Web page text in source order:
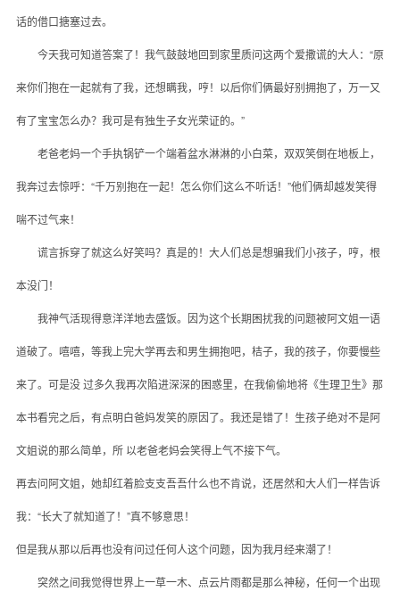
今夜判决初恋
我的日记我的青春期
那年，我买了一个随身听
我的惨痛经历
几月黄花落满地
穿牛仔裤的女儿
彼此伤害，彼此温暖
男孩子教我的事
青春期就是喜欢胡思乱想
共同成长的兄弟
遭遇儿子早恋
藏在电脑收藏夹里的小说
不怕孤寂两千年
青春里的那些小破事儿
话的借口搪塞过去。
今天我可知道答案了！我气鼓鼓地回到家里质问这两个爱撒谎的大人：“原
来你们抱在一起就有了我，还想瞒我，哼！以后你们俩最好别拥抱了，万一又
有了宝宝怎么办？我可是有独生子女光荣证的。”
老爸老妈一个手执锅铲一个端着盆水淋淋的小白菜，双双笑倒在地板上，
我奔过去惊呼：“千万别抱在一起！怎么你们这么不听话！”他们俩却越发笑得
喘不过气来！
谎言拆穿了就这么好笑吗？真是的！大人们总是想骗我们小孩子，哼，根
本没门！
我神气活现得意洋洋地去盛饭。因为这个长期困扰我的问题被阿文姐一语
道破了。嘻嘻，等我上完大学再去和男生拥抱吧，桔子，我的孩子，你要慢些
来了。可是没 过多久我再次陷进深深的困惑里，在我偷偷地将《生理卫生》那
本书看完之后，有点明白爸妈发笑的原因了。我还是错了！生孩子绝对不是阿
文姐说的那么简单，所 以老爸老妈会笑得上气不接下气。
再去问阿文姐，她却红着脸支支吾吾什么也不肯说，还居然和大人们一样告诉
我：“长大了就知道了！”真不够意思！
但是我从那以后再也没有问过任何人这个问题，因为我月经来潮了！
突然之间我觉得世界上一草一木、点云片雨都是那么神秘，任何一个出现